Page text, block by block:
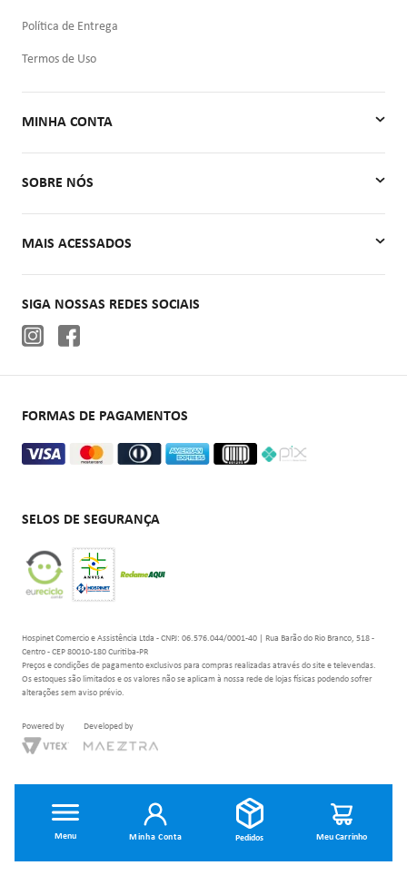
Minha Conta
Política de Entrega
Termos de Uso
MINHA CONTA
SOBRE NÓS
MAIS ACESSADOS
Cadeiras de rodas
SIGA NOSSAS REDES SOCIAIS
FORMAS DE PAGAMENTOS
SELOS DE SEGURANÇA
Hospinet Comercio e Assistência Ltda - CNPJ: 06.576.044/0001-40 | Rua Barão do Rio Branco, 518 -
Centro - CEP 80010-180 Curitiba-PR
Preços e condições de pagamento exclusivos para compras realizadas através do site e televendas.
Os estoques são limitados e os valores não se aplicam à nossa rede de lojas físicas podendo sofrer
alterações sem aviso prévio.